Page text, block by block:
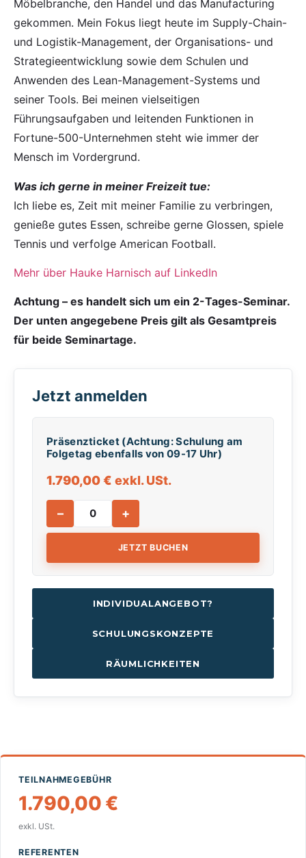
Möbelbranche, den Handel und das Manufacturing
gekommen. Mein Fokus liegt heute im Supply-Chain-
und Logistik-Management, der Organisations- und
Strategieentwicklung sowie dem Schulen und
Anwenden des Lean-Management-Systems und
seiner Tools. Bei meinen vielseitigen
Führungsaufgaben und leitenden Funktionen in
Fortune-500-Unternehmen steht wie immer der
Mensch im Vordergrund.
Was ich gerne in meiner Freizeit tue:
Ich liebe es, Zeit mit meiner Familie zu verbringen,
genieße gutes Essen, schreibe gerne Glossen, spiele
Tennis und verfolge American Football.
Mehr über Hauke Harnisch auf LinkedIn
Achtung – es handelt sich um ein 2-Tages-Seminar.
Der unten angegebene Preis gilt als Gesamtpreis
für beide Seminartage.
Jetzt anmelden
Präsenzticket (Achtung: Schulung am
Folgetag ebenfalls von 09-17 Uhr)
1.790,00€ exkl. USt.
– +
JETZT BUCHEN
INDIVIDUALANGEBOT?
SCHULUNGSKONZEPTE
RÄUMLICHKEITEN
TEILNAHMEGEBÜHR
1.790,00 €
exkl. USt.
REFERENTEN